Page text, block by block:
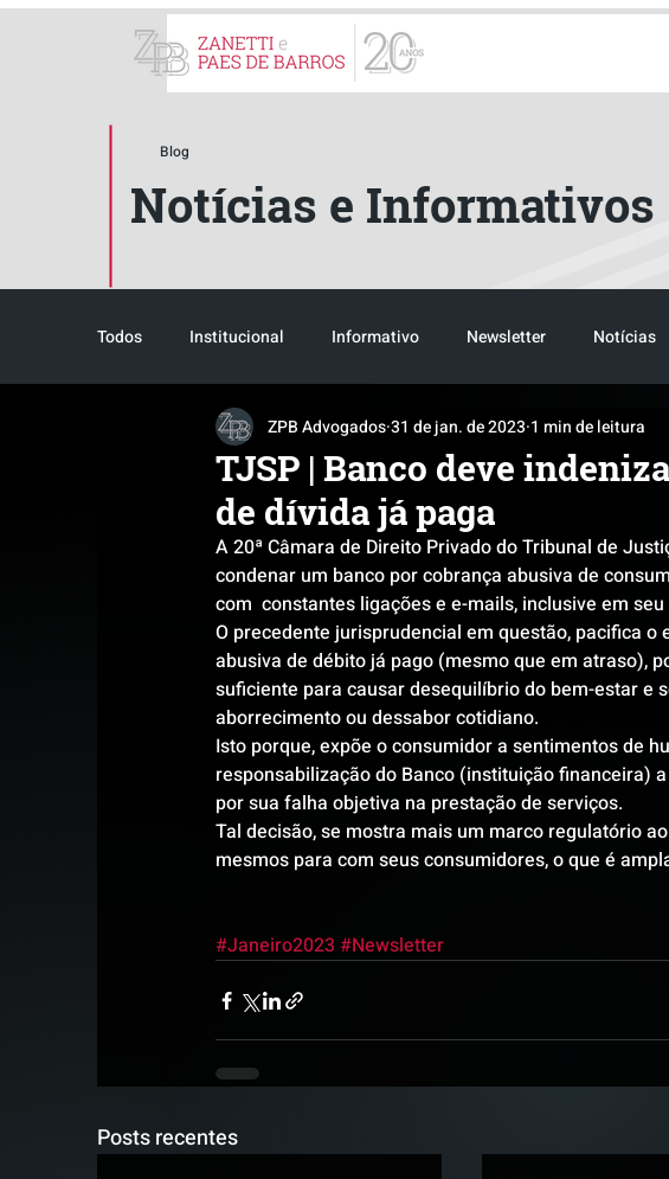
Blog
Notícias e Informativos
Todos Institucional Informativo Newsletter Notícias
Reconhecimento Tributário Pós-evento TRANSPORTE
TJSP | Banco deve
de dívida já paga
ZPB Advogados31 de jan. de 2023 1 min de leitura
A 20ª Câmara de Direito Privado do Tribunal de
condenar um banco por cobrança abusiva de
com  constantes ligações e e-mails, inclusive em
O precedente jurisprudencial em questão, pacifica
abusiva de débito já pago (mesmo que em atraso),
suficiente para causar desequilíbrio do bem-estar e
aborrecimento ou dessabor cotidiano.
Isto porque, expõe o consumidor a sentimentos de
responsabilização do Banco (instituição financeira)
por sua falha objetiva na prestação de serviços.
Tal decisão, se mostra mais um marco regulatório
mesmos para com seus consumidores, o que é
#Janeiro2023 #Newsletter
Posts recentes